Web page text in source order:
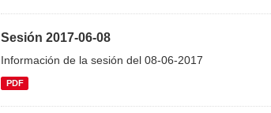
Sesión 2017-06-08
Información de la sesión del 08-06-2017
PDF